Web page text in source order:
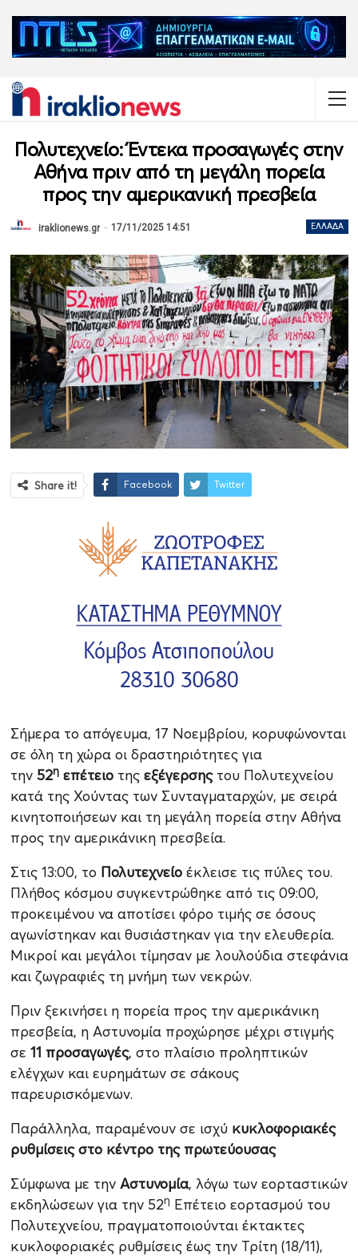
Πολυτεχνείο: Έντεκα προσαγωγές στην
Αθήνα πριν από τη μεγάλη πορεία
προς την αμερικανική πρεσβεία
ΕΛΛΆΔΑ
iraklionews.gr 17/11/2025 14:51
Share it! Facebook Twitter
Σήμερα το απόγευμα, 17 Νοεμβρίου, κορυφώνονται
σε όλη τη χώρα οι δραστηριότητες για
την 52ηεπέτειοτης εξέγερσηςτου Πολυτεχνείου
κατά της Χούντας των Συνταγματαρχών, με σειρά
κινητοποιήσεων και τη μεγάλη πορεία στην Αθήνα
προς την αμερικάνικη πρεσβεία.
Στις 13:00, το Πολυτεχνείοέκλεισε τις πύλες του.
Πλήθος κόσμου συγκεντρώθηκε από τις 09:00,
προκειμένου να αποτίσει φόρο τιμής σε όσους
αγωνίστηκαν και θυσιάστηκαν για την ελευθερία.
Μικροί και μεγάλοι τίμησαν με λουλούδια στεφάνια
και ζωγραφιές τη μνήμη των νεκρών.
Πριν ξεκινήσει η πορεία προς την αμερικάνικη
πρεσβεία, η Αστυνομία προχώρησε μέχρι στιγμής
σε 11 προσαγωγές, στο πλαίσιο προληπτικών
ελέγχων και ευρημάτων σε σάκους
παρευρισκόμενων.
Παράλληλα, παραμένουν σε ισχύ κυκλοφοριακές
ρυθμίσεις στο κέντρο της πρωτεύουσας
Σύμφωνα με την Αστυνομία, λόγω των εορταστικών
εκδηλώσεων για την 52η Επέτειο εορτασμού του
Πολυτεχνείου, πραγματοποιούνται έκτακτες
κυκλοφοριακές ρυθμίσεις έως την Τρίτη (18/11),